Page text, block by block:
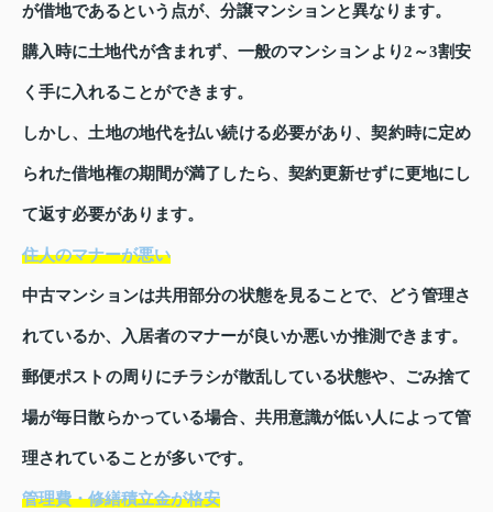
が借地であるという点が、分譲マンションと異なります。
購入時に土地代が含まれず、一般のマンションより2～3割安
く手に入れることができます。
しかし、土地の地代を払い続ける必要があり、契約時に定め
られた借地権の期間が満了したら、契約更新せずに更地にし
て返す必要があります。
住人のマナーが悪い
中古マンションは共用部分の状態を見ることで、どう管理さ
れているか、入居者のマナーが良いか悪いか推測できます。
郵便ポストの周りにチラシが散乱している状態や、ごみ捨て
場が毎日散らかっている場合、共用意識が低い人によって管
理されていることが多いです。
管理費・修繕積立金が格安